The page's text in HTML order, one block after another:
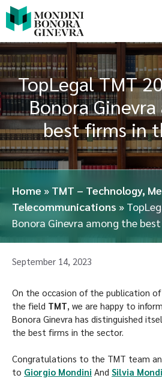
TopLegal TMT
Bonora
best firms in
Home » TMT – Technology,
Telecommunications »
Bonora Ginevra among the
September 14, 2023
On the occasion of the publication
the field TMT, we are happy to
Bonora Ginevra has distinguished
the best firms in the sector.
Congratulations to the TMT team
to Giorgio Mondini And Silvia